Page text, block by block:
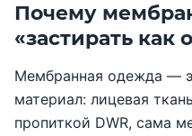
Почему
«застирать как
Мембранная одежда —
материал: лицевая
пропиткой DWR, сама